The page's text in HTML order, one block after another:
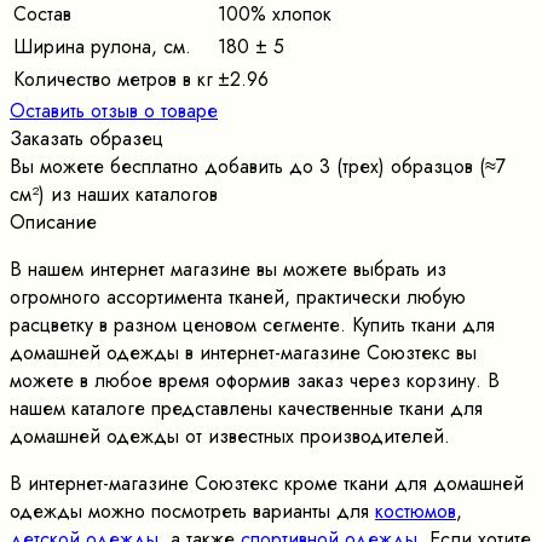
Состав
100% хлопок
Ширина рулона, см.
180 ± 5
Количество метров в кг ±2.96
Оставить отзыв о товаре
Заказать образец
Вы можете бесплатно добавить до 3 (трех) образцов (≈7
cм²) из наших каталогов
Описание
В нашем интернет магазине вы можете выбрать из
огромного ассортимента тканей, практически любую
расцветку в разном ценовом сегменте. Купить ткани для
домашней одежды в интернет-магазине Союзтекс вы
можете в любое время оформив заказ через корзину. В
нашем каталоге представлены качественные ткани для
домашней одежды от известных производителей.
В интернет-магазине Союзтекс кроме ткани для домашней
одежды можно посмотреть варианты для костюмов,